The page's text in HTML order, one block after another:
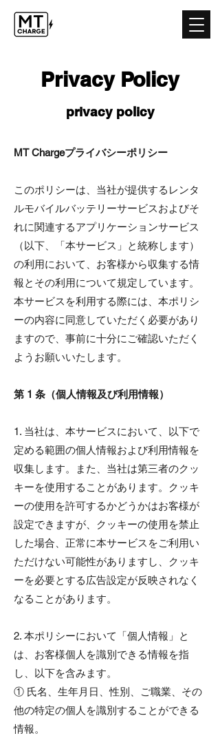
Privacy Policy
privacy policy
MT Chargeプライバシーポリシー
このポリシーは、当社が提供するレンタ
ルモバイルバッテリーサービスおよびそ
れに関連するアプリケーションサービス
（以下、「本サービス」と統称します）
の利用において、お客様から収集する情
報とその利用について規定しています。
本サービスを利用する際には、本ポリシ
ーの内容に同意していただく必要があり
ますので、事前に十分にご確認いただく
ようお願いいたします。
第 1 条（個人情報及び利用情報）
1. 当社は、本サービスにおいて、以下で
定める範囲の個人情報および利用情報を
収集します。また、当社は第三者のクッ
キーを使用することがあります。クッキ
ーの使用を許可するかどうかはお客様が
設定できますが、クッキーの使用を禁止
した場合、正常に本サービスをご利用い
ただけない可能性がありますし、クッキ
ーを必要とする広告設定が反映されなく
なることがあります。
2. 本ポリシーにおいて「個人情報」と
は、お客様個人を識別できる情報を指
し、以下を含みます。
① 氏名、生年月日、性別、ご職業、その
他の特定の個人を識別することができる
情報。